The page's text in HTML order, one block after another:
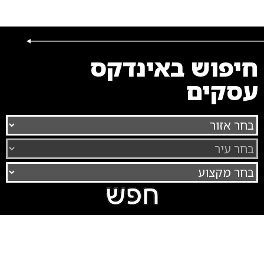
חיפוש באינדקס
עסקים